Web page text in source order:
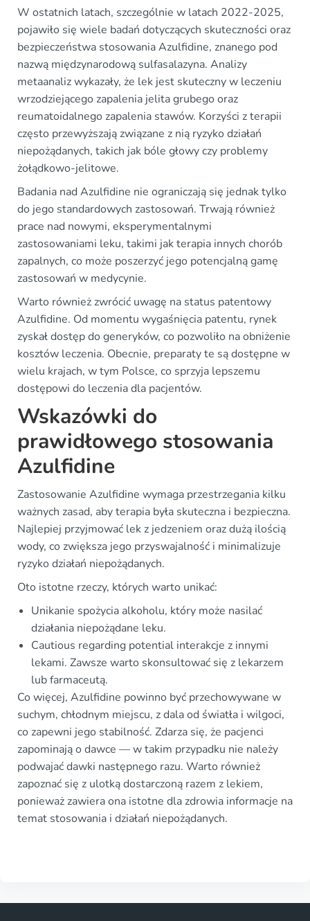
W ostatnich latach, szczególnie w latach 2022-2025,
pojawiło się wiele badań dotyczących skuteczności oraz
bezpieczeństwa stosowania Azulfidine, znanego pod
nazwą międzynarodową sulfasalazyna. Analizy
metaanaliz wykazały, że lek jest skuteczny w leczeniu
wrzodziejącego zapalenia jelita grubego oraz
reumatoidalnego zapalenia stawów. Korzyści z terapii
często przewyższają związane z nią ryzyko działań
niepożądanych, takich jak bóle głowy czy problemy
żołądkowo-jelitowe.
Badania nad Azulfidine nie ograniczają się jednak tylko
do jego standardowych zastosowań. Trwają również
prace nad nowymi, eksperymentalnymi
zastosowaniami leku, takimi jak terapia innych chorób
zapalnych, co może poszerzyć jego potencjalną gamę
zastosowań w medycynie.
Warto również zwrócić uwagę na status patentowy
Azulfidine. Od momentu wygaśnięcia patentu, rynek
zyskał dostęp do generyków, co pozwoliło na obniżenie
kosztów leczenia. Obecnie, preparaty te są dostępne w
wielu krajach, w tym Polsce, co sprzyja lepszemu
dostępowi do leczenia dla pacjentów.
Wskazówki do
prawidłowego stosowania
Azulfidine
Zastosowanie Azulfidine wymaga przestrzegania kilku
ważnych zasad, aby terapia była skuteczna i bezpieczna.
Najlepiej przyjmować lek z jedzeniem oraz dużą ilością
wody, co zwiększa jego przyswajalność i minimalizuje
ryzyko działań niepożądanych.
Oto istotne rzeczy, których warto unikać:
Unikanie spożycia alkoholu, który może nasilać
działania niepożądane leku.
Cautious regarding potential interakcje z innymi
lekami. Zawsze warto skonsultować się z lekarzem
lub farmaceutą.
Co więcej, Azulfidine powinno być przechowywane w
suchym, chłodnym miejscu, z dala od światła i wilgoci,
co zapewni jego stabilność. Zdarza się, że pacjenci
zapominają o dawce — w takim przypadku nie należy
podwajać dawki następnego razu. Warto również
zapoznać się z ulotką dostarczoną razem z lekiem,
ponieważ zawiera ona istotne dla zdrowia informacje na
temat stosowania i działań niepożądanych.